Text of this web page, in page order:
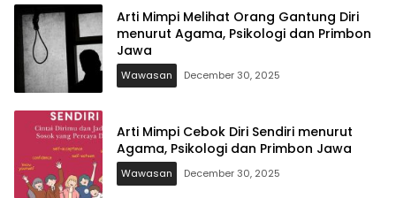
Arti Mimpi Melihat Orang Gantung Diri
menurut Agama, Psikologi dan Primbon
Jawa
Wawasan December 30, 2025
Arti Mimpi Cebok Diri Sendiri menurut
Agama, Psikologi dan Primbon Jawa
Wawasan December 30, 2025